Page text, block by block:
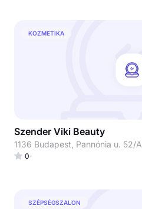
KOZMETIKA
Szender Viki Beauty
1136 Budapest, Pannónia u. 52/A
0
SZÉPSÉGSZALON